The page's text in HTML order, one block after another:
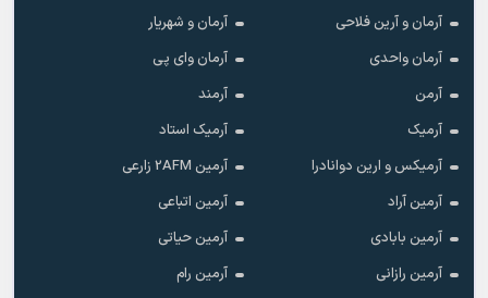
آرمان و آرین فلاحی
آرمان و شهریار
آرمان واحدی
آرمان وای پی
آرمن
آرمند
آرمیک
آرمیک استاد
آرمیکس و ارین دوانادرا
آرمین 2AFM زارعی
آرمین آراد
آرمین اتباعی
آرمین بابادی
آرمین حیاتی
آرمین رازانی
آرمین رام